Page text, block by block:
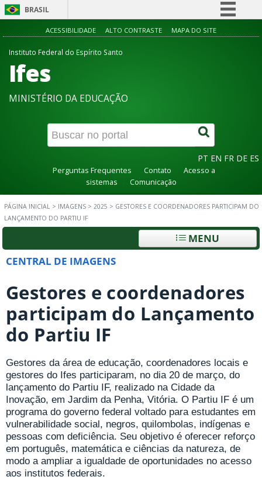
BRASIL
Simplifique!
Canais
ACESSIBILIDADE ALTO CONTRASTE MAPA DO SITE
Instituto Federal do Espírito Santo
Ifes
MINISTÉRIO DA EDUCAÇÃO
PT EN FR DE ES
Perguntas Frequentes Contato
Acesso a
sistemas
Comunicação
PÁGINA INICIAL > IMAGENS > 2025 > GESTORES E COORDENADORES PARTICIPAM DO
LANÇAMENTO DO PARTIU IF
MENU
CENTRAL DE IMAGENS
Gestores e coordenadores
participam do Lançamento
do Partiu IF
Gestores da área de educação, coordenadores locais e
gestores do Ifes participaram, no dia 20 de março, do
lançamento do Partiu IF, realizado na Cidade da
Inovação, em Jardim da Penha, Vitória. O Partiu IF é um
programa do governo federal voltado para estudantes em
vulnerabilidade social, negros, quilombolas, indígenas e
pessoas com deficiência. Seu objetivo é oferecer reforço
em português, matemática e ciências da natureza, de
modo a ampliar a igualdade de oportunidades no acesso
aos institutos federais.